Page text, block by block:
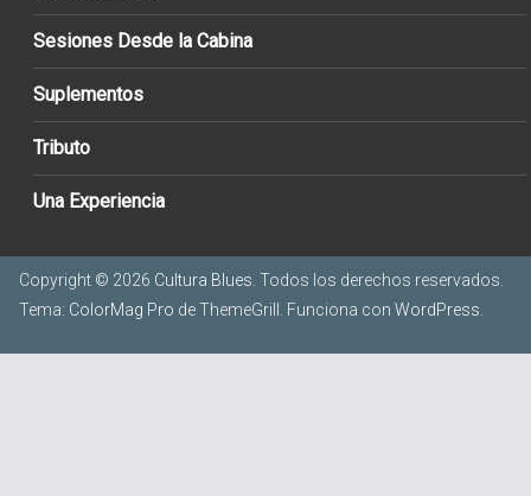
Sesiones Desde la Cabina
Suplementos
Tributo
Una Experiencia
Copyright © 2026 Cultura Blues . Todos los derechos reservados.
Tema: ColorMag Pro de ThemeGrill. Funciona con WordPress